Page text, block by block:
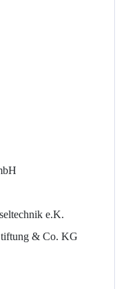
e.K.
& Co. KG